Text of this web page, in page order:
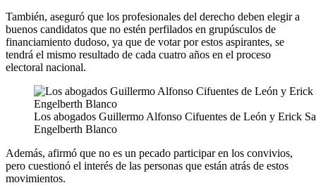
También, aseguró que los profesionales del derecho deben elegir a
buenos candidatos que no estén perfilados en grupúsculos de
financiamiento dudoso, ya que de votar por estos aspirantes, se
tendrá el mismo resultado de cada cuatro años en el proceso
electoral nacional.
Los abogados Guillermo Alfonso Cifuentes de León y Erick
Engelberth Blanco
Además, afirmó que no es un pecado participar en los convivios,
pero cuestionó el interés de las personas que están atrás de estos
movimientos.